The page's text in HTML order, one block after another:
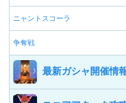
ニャントスコーラ
争奪戦
最新ガシャ開催情